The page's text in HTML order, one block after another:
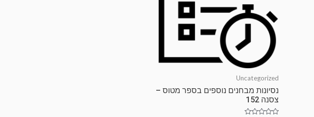
Uncategorized
נסיונות מבחנים נוספים בספר מטוס –
צסנה 152